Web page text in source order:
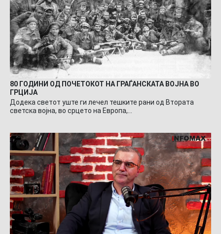
80 ГОДИНИ ОД ПОЧЕТОКОТ НА ГРАЃАНСКАТА ВОЈНА ВО
ГРЦИЈА
Додека светот уште ги лечел тешките рани од Втората
светска војна, во срцето на Европа,…